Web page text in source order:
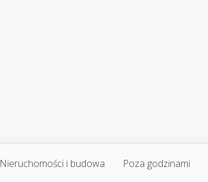
Nieruchomości i budowa Poza godzinami